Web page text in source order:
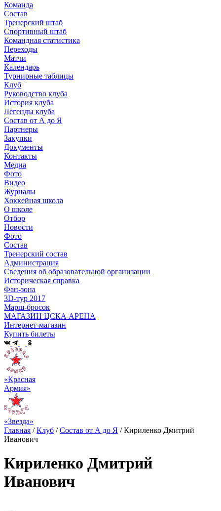
Команда
Состав
Тренерский штаб
Спортивный штаб
Командная статистика
Переходы
Матчи
Календарь
Турнирные таблицы
Клуб
Руководство клуба
История клуба
Легенды клуба
Состав от А до Я
Партнеры
Закупки
Документы
Контакты
Медиа
Фото
Видео
Журналы
Хоккейная школа
О школе
Отбор
Новости
Фото
Состав
Тренерский состав
Администрация
Сведения об образовательной организации
Историческая справка
Фан-зона
3D-тур 2017
Марш-бросок
МАГАЗИН ЦСКА АРЕНА
Интернет-магазин
Купить билеты
«Красная
Армия»
«Звезда»
Главная /Клуб /Состав от А до Я /Кириленко Дмитрий
Иванович
Кириленко Дмитрий
Иванович